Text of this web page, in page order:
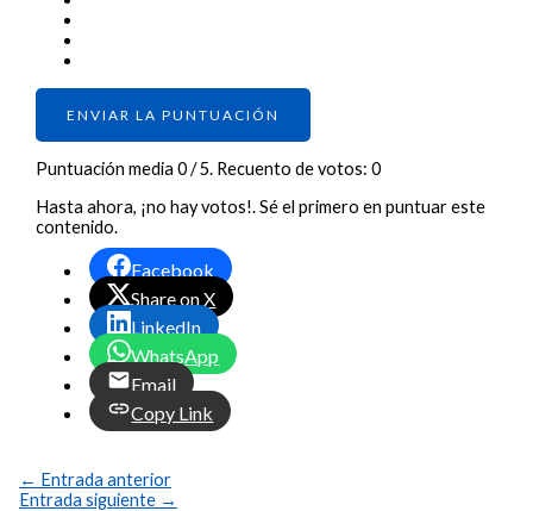
ENVIAR LA PUNTUACIÓN
Puntuación media0/ 5. Recuento de votos:0
Hasta ahora, ¡no hay votos!. Sé el primero en puntuar este
contenido.
Facebook
Share on X
LinkedIn
WhatsApp
Email
Copy Link
← Entrada anterior
Entrada siguiente →